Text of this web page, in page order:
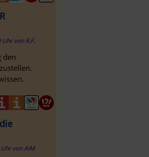
Uhr vonR.F.
den
Uhr vonAIM